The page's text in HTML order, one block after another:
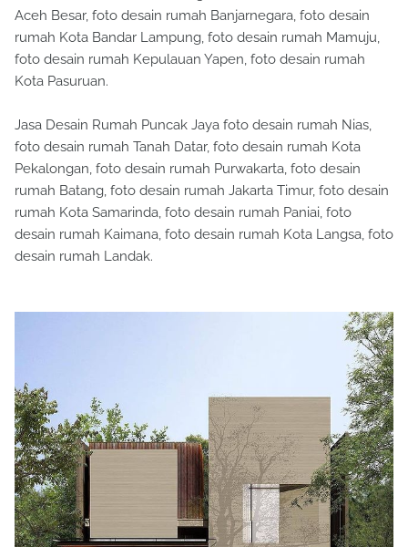
Aceh Besar, foto desain rumah Banjarnegara, foto desain
rumah Kota Bandar Lampung, foto desain rumah Mamuju,
foto desain rumah Kepulauan Yapen, foto desain rumah
Kota Pasuruan.
Jasa Desain Rumah Puncak Jaya foto desain rumah Nias,
foto desain rumah Tanah Datar, foto desain rumah Kota
Pekalongan, foto desain rumah Purwakarta, foto desain
rumah Batang, foto desain rumah Jakarta Timur, foto desain
rumah Kota Samarinda, foto desain rumah Paniai, foto
desain rumah Kaimana, foto desain rumah Kota Langsa, foto
desain rumah Landak.